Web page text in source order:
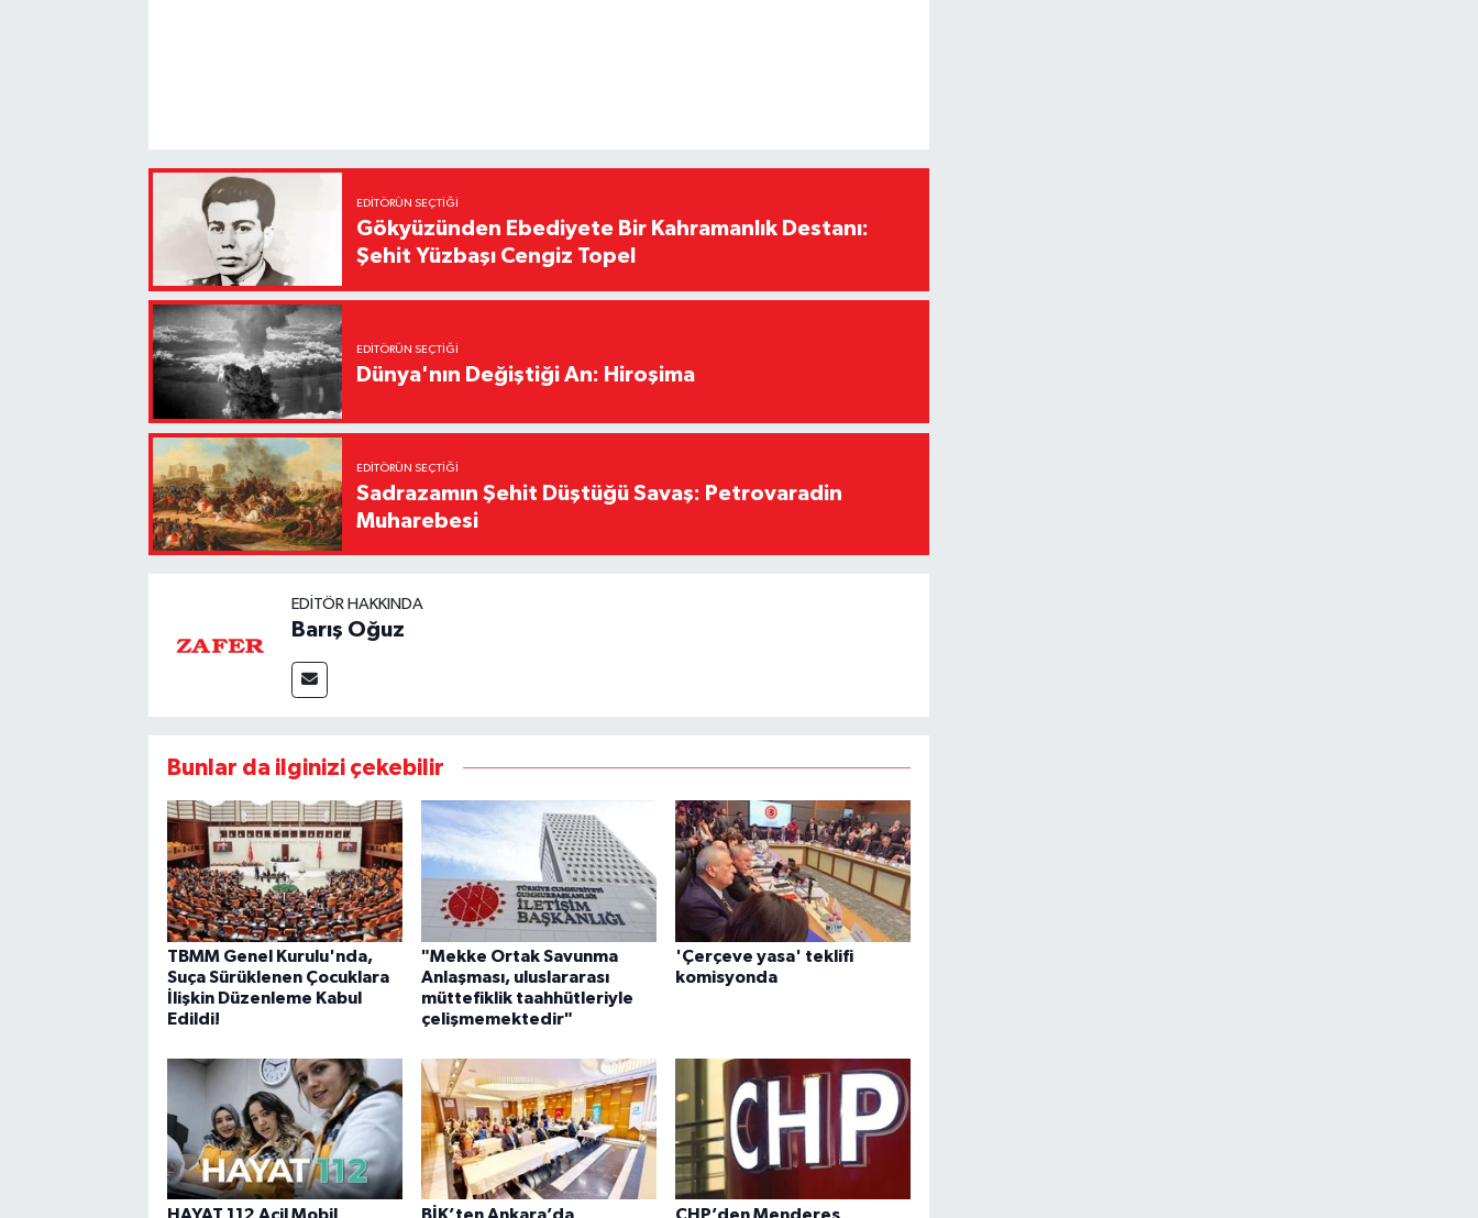
EDITÖRÜN SEÇTIĞI
Gökyüzünden Ebediyete Bir Kahramanlık Destanı:
Şehit Yüzbaşı Cengiz Topel
EDITÖRÜN SEÇTIĞI
Dünya'nın Değiştiği An: Hiroşima
EDITÖRÜN SEÇTIĞI
Sadrazamın Şehit Düştüğü Savaş: Petrovaradin
Muharebesi
EDITÖR HAKKINDA
Barış Oğuz
Bunlar da ilginizi çekebilir
TBMM Genel Kurulu'nda,
Suça Sürüklenen Çocuklara
İlişkin Düzenleme Kabul
Edildi!
"Mekke Ortak Savunma
Anlaşması, uluslararası
müttefiklik taahhütleriyle
çelişmemektedir"
'Çerçeve yasa' teklifi
komisyonda
HAYAT 112 Acil Mobil BİK’ten Ankara’da CHP’den Menderes